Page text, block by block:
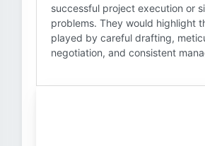
successful project execution or
problems. They would highlight
played by careful drafting,
negotiation, and consistent